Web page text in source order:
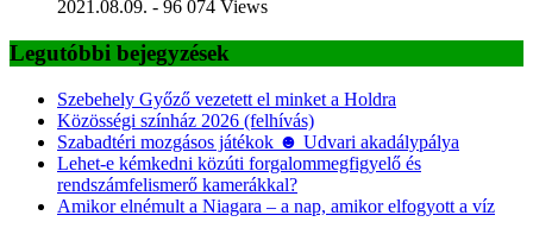
2021.08.09. - 96 074 Views
Legutóbbi bejegyzések
Szebehely Győző vezetett el minket a Holdra
Közösségi színház 2026 (felhívás)
Szabadtéri mozgásos játékok ☻ Udvari akadálypálya
Lehet-e kémkedni közúti forgalommegfigyelő és
rendszámfelismerő kamerákkal?
Amikor elnémult a Niagara – a nap, amikor elfogyott a víz